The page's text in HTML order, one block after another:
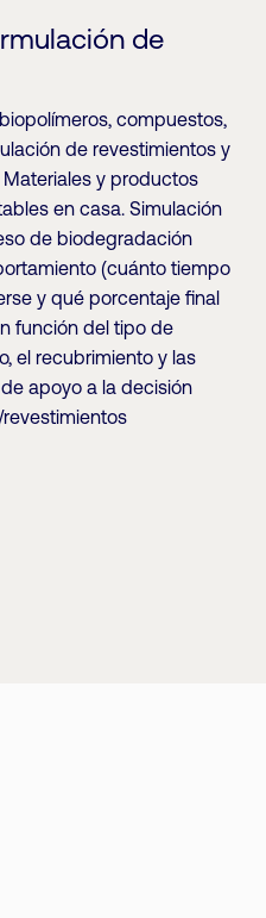
de
compuestos,
de revestimientos y
y productos
en casa. Simulación
de biodegradación
(cuánto tiempo
y qué porcentaje final
función del tipo de
el recubrimiento y las
apoyo a la decisión